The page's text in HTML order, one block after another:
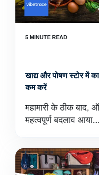
खाद्य और पोषण स्टोर में
कम करें
महामारी के ठीक बाद,
महत्वपूर्ण बदलाव आया...